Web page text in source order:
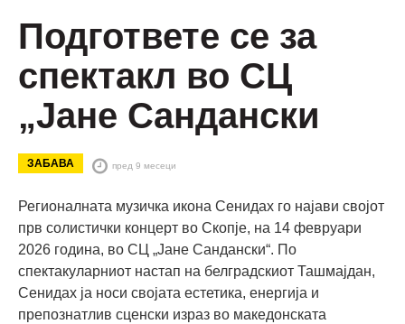
Подгответе се за
спектакл во СЦ
„Јане Сандански
ЗАБАВА пред 9 месеци
Регионалната музичка икона Сенидах го најави својот
прв солистички концерт во Скопје, на 14 февруари
2026 година, во СЦ „Јане Сандански“. По
спектакуларниот настап на белградскиот Ташмајдан,
Сенидах ја носи својата естетика, енергија и
препознатлив сценски израз во македонската